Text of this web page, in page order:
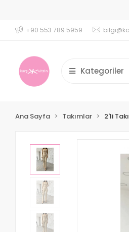
Tayt Crop Takımlarında 1000
+90 553 789 5959
Kategoriler
Ana Sayfa Takımlar 2'li